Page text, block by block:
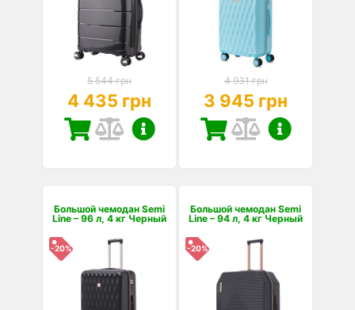
5 544 грн
4 435 грн
4 931 грн
3 945 грн
Большой чемодан Semi
Line – 96 л, 4 кг Черный
-20%
Большой чемодан Semi
Line – 94 л, 4 кг Черный
-20%